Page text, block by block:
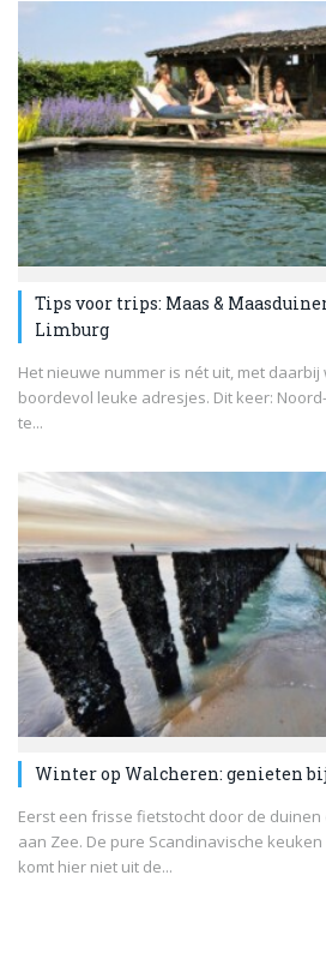
Tips voor trips: Maas &
Limburg
Het nieuwe nummer is nét uit, met
boordevol leuke adresjes. Dit keer:
te...
Winter op Walcheren: genieten
Eerst een frisse fietstocht door de
aan Zee. De pure Scandinavische
komt hier niet uit de...